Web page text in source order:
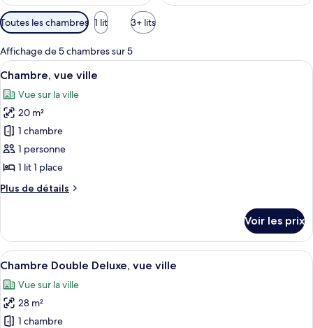
Filtres
disponibles
pour
les
chambres
Toutes les chambres 1 lit 3+ lits
Affichage de 5 chambres sur 5
Afficher
toutes
les
photos
pour
ce
type
chambre :
ville
Une chambre à coucher avec un lit,
4
Chambre, vue ville
Vue sur la ville
20 m²
1 chambre
1 personne
1 lit 1 place
Plus de détails
Plus
le
type
de
Chambre,
vue
ville
Voir les prix
Afficher
toutes
les
photos
pour
Une chambre à coucher avec un lit,
7
Chambre Double Deluxe, vue ville
Vue sur la ville
28 m²
1 chambre